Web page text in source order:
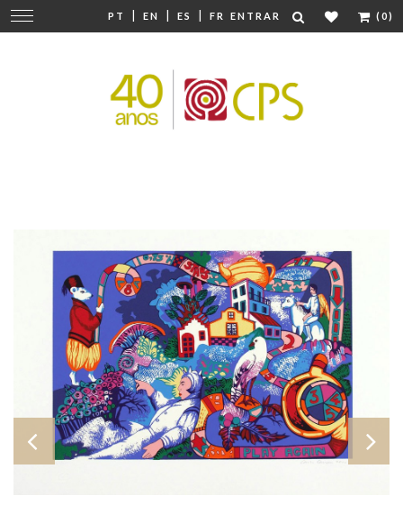
PT | EN | ES | FR ENTRAR (0)
Mudar
navegação